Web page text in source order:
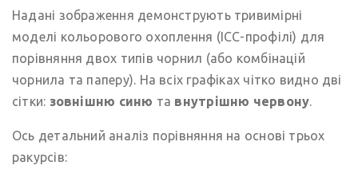
Надані зображення демонструють тривимірні
моделі кольорового охоплення (ICC-профілі) для
порівняння двох типів чорнил (або комбінацій
чорнила та паперу). На всіх графіках чітко видно дві
сітки: зовнішню синю та внутрішню червону.
Ось детальний аналіз порівняння на основі трьох
ракурсів: